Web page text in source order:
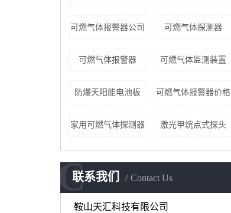
可燃气体报警器公司 可燃气体探测器
可燃气体报警器 可燃气体监测装置
防爆天阳能电池板 可燃气体报警器价格
家用可燃气体探测器 激光甲烷点式探头
联系我们 Contact Us
C
鞍山天汇科技有限公司